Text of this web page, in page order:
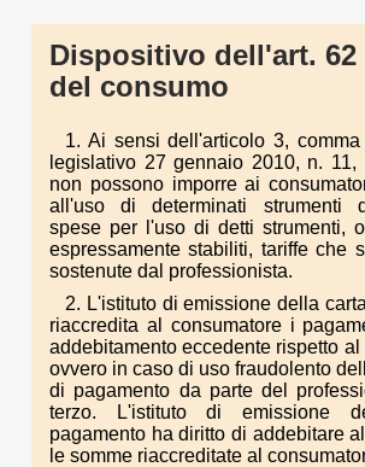
Dispositivo dell'art. 62
del consumo
1. Ai sensi dell'articolo 3,
legislativo 27 gennaio 2010, n. 11,
non possono imporre ai
all'uso di determinati strumenti
spese per l'uso di detti strumenti,
espressamente stabiliti, tariffe che
sostenute dal professionista.
2. L'istituto di emissione della
riaccredita al consumatore i
addebitamento eccedente rispetto
ovvero in caso di uso fraudolento
di pagamento da parte del
terzo. L'istituto di emissione
pagamento ha diritto di addebitare
le somme riaccreditate al